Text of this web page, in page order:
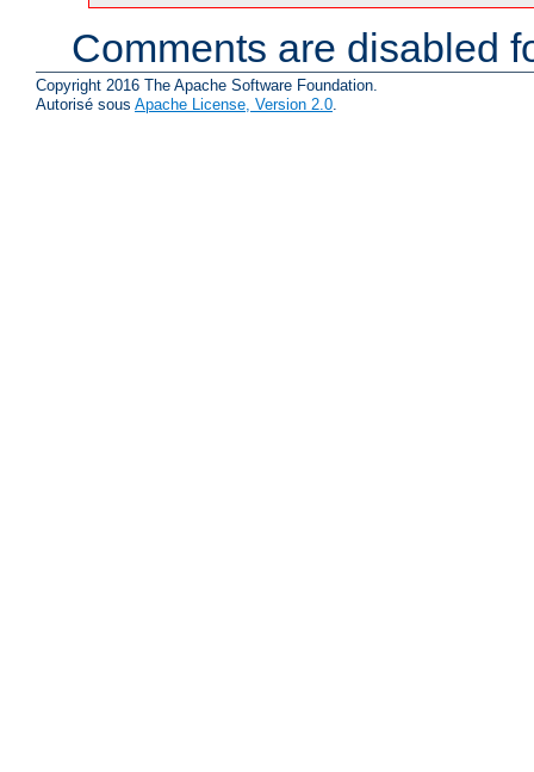
Comments are disabled
Copyright 2016 The Apache Software Foundation.
Autorisé sous Apache License, Version 2.0